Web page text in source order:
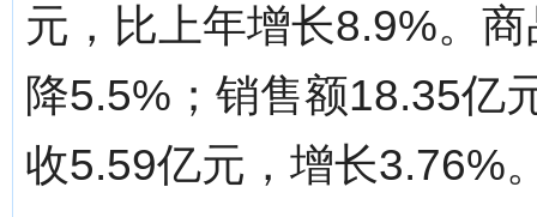
元，比上年增长8.9%。
降5.5%；销售额18.35亿
收5.59亿元，增长3.76%